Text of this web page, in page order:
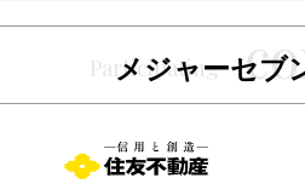
メジャーセブ